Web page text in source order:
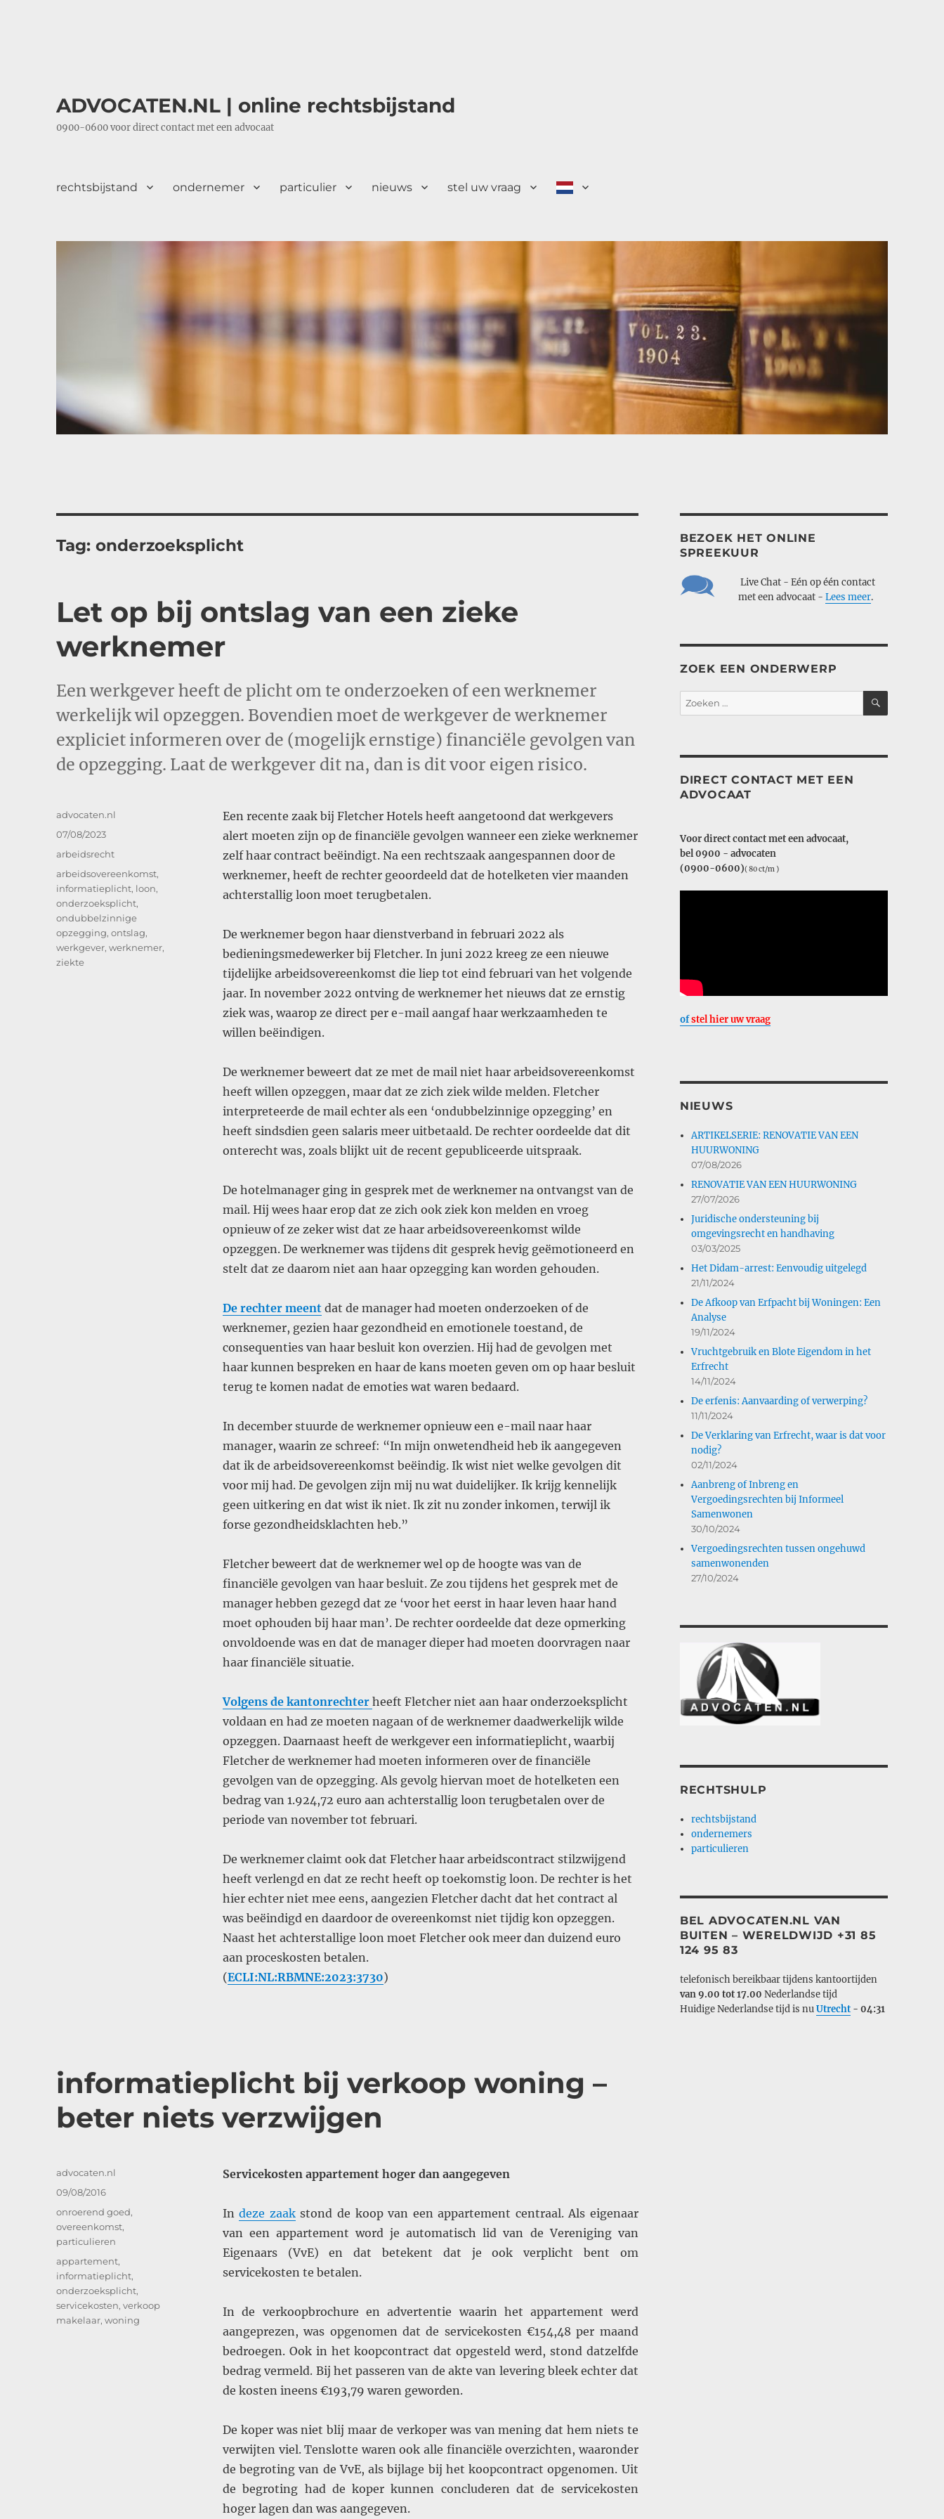
ADVOCATEN.NL | online rechtsbijstand
0900-0600 voor direct contact met een advocaat
rechtsbijstand ondernemer particulier nieuws stel uw vraag
Tag:onderzoeksplicht
Let op bij ontslag van een zieke
werknemer
Een werkgever heeft de plicht om te onderzoeken of een werknemer
werkelijk wil opzeggen. Bovendien moet de werkgever de werknemer
expliciet informeren over de (mogelijk ernstige) financiële gevolgen van
de opzegging. Laat de werkgever dit na, dan is dit voor eigen risico.
Een recente zaak bij Fletcher Hotels heeft aangetoond dat werkgevers
alert moeten zijn op de financiële gevolgen wanneer een zieke werknemer
zelf haar contract beëindigt. Na een rechtszaak aangespannen door de
werknemer, heeft de rechter geoordeeld dat de hotelketen vier maanden
achterstallig loon moet terugbetalen.
De werknemer begon haar dienstverband in februari 2022 als
bedieningsmedewerker bij Fletcher. In juni 2022 kreeg ze een nieuwe
tijdelijke arbeidsovereenkomst die liep tot eind februari van het volgende
jaar. In november 2022 ontving de werknemer het nieuws dat ze ernstig
ziek was, waarop ze direct per e-mail aangaf haar werkzaamheden te
willen beëindigen.
De werknemer beweert dat ze met de mail niet haar arbeidsovereenkomst
heeft willen opzeggen, maar dat ze zich ziek wilde melden. Fletcher
interpreteerde de mail echter als een ‘ondubbelzinnige opzegging’ en
heeft sindsdien geen salaris meer uitbetaald. De rechter oordeelde dat dit
onterecht was, zoals blijkt uit de recent gepubliceerde uitspraak.
De hotelmanager ging in gesprek met de werknemer na ontvangst van de
mail. Hij wees haar erop dat ze zich ook ziek kon melden en vroeg
opnieuw of ze zeker wist dat ze haar arbeidsovereenkomst wilde
opzeggen. De werknemer was tijdens dit gesprek hevig geëmotioneerd en
stelt dat ze daarom niet aan haar opzegging kan worden gehouden.
De rechter meentdat de manager had moeten onderzoeken of de
werknemer, gezien haar gezondheid en emotionele toestand, de
consequenties van haar besluit kon overzien. Hij had de gevolgen met
haar kunnen bespreken en haar de kans moeten geven om op haar besluit
terug te komen nadat de emoties wat waren bedaard.
In december stuurde de werknemer opnieuw een e-mail naar haar
manager, waarin ze schreef: “In mijn onwetendheid heb ik aangegeven
dat ik de arbeidsovereenkomst beëindig. Ik wist niet welke gevolgen dit
voor mij had. De gevolgen zijn mij nu wat duidelijker. Ik krijg kennelijk
geen uitkering en dat wist ik niet. Ik zit nu zonder inkomen, terwijl ik
forse gezondheidsklachten heb.”
Fletcher beweert dat de werknemer wel op de hoogte was van de
financiële gevolgen van haar besluit. Ze zou tijdens het gesprek met de
manager hebben gezegd dat ze ‘voor het eerst in haar leven haar hand
moet ophouden bij haar man’. De rechter oordeelde dat deze opmerking
onvoldoende was en dat de manager dieper had moeten doorvragen naar
haar financiële situatie.
Volgens de kantonrechter heeft Fletcher niet aan haar onderzoeksplicht
voldaan en had ze moeten nagaan of de werknemer daadwerkelijk wilde
opzeggen. Daarnaast heeft de werkgever een informatieplicht, waarbij
Fletcher de werknemer had moeten informeren over de financiële
gevolgen van de opzegging. Als gevolg hiervan moet de hotelketen een
bedrag van 1.924,72 euro aan achterstallig loon terugbetalen over de
periode van november tot februari.
De werknemer claimt ook dat Fletcher haar arbeidscontract stilzwijgend
heeft verlengd en dat ze recht heeft op toekomstig loon. De rechter is het
hier echter niet mee eens, aangezien Fletcher dacht dat het contract al
was beëindigd en daardoor de overeenkomst niet tijdig kon opzeggen.
Naast het achterstallige loon moet Fletcher ook meer dan duizend euro
aan proceskosten betalen.
(ECLI:NL:RBMNE:2023:3730)
Auteur
advocaten.nl
Geplaatst
op
07/08/2023
Categorieën
arbeidsrecht
Tags
arbeidsovereenkomst,
informatieplicht, loon,
onderzoeksplicht,
ondubbelzinnige
opzegging,ontslag,
werkgever,werknemer,
ziekte
informatieplicht bij verkoop woning –
beter niets verzwijgen
Servicekosten appartement hoger dan aangegeven
Indeze zaakstond de koop van een appartement centraal. Als eigenaar
van een appartement word je automatisch lid van de Vereniging van
Eigenaars (VvE) en dat betekent dat je ook verplicht bent om
servicekosten te betalen.
In de verkoopbrochure en advertentie waarin het appartement werd
aangeprezen, was opgenomen dat de servicekosten €154,48 per maand
bedroegen. Ook in het koopcontract dat opgesteld werd, stond datzelfde
bedrag vermeld. Bij het passeren van de akte van levering bleek echter dat
de kosten ineens €193,79 waren geworden.
De koper was niet blij maar de verkoper was van mening dat hem niets te
verwijten viel. Tenslotte waren ook alle financiële overzichten, waaronder
de begroting van de VvE, als bijlage bij het koopcontract opgenomen. Uit
de begroting had de koper kunnen concluderen dat de servicekosten
hoger lagen dan was aangegeven.
Auteur
advocaten.nl
Geplaatst
09/08/2016
Categorieën
onroerend goed,
overeenkomst,
particulieren
Tags
appartement,
informatieplicht,
onderzoeksplicht,
servicekosten,verkoop
makelaar,woning
BEZOEK HET ONLINE
SPREEKUUR
Live Chat - Eén op één contact
met een advocaat - Lees meer.
ZOEK EEN ONDERWERP
Zoeken
naar:
ZOEKEN
DIRECT CONTACT MET EEN
ADVOCAAT
Voor direct contact met een advocaat,
bel 0900 - advocaten
(0900-0600)( 80 ct/m )
ofstel hier uw vraag
NIEUWS
ARTIKELSERIE: RENOVATIE VAN EEN
HUURWONING
07/08/2026
RENOVATIE VAN EEN HUURWONING
27/07/2026
Juridische ondersteuning bij
omgevingsrecht en handhaving
03/03/2025
Het Didam-arrest: Eenvoudig uitgelegd
21/11/2024
De Afkoop van Erfpacht bij Woningen: Een
Analyse
19/11/2024
Vruchtgebruik en Blote Eigendom in het
Erfrecht
14/11/2024
De erfenis: Aanvaarding of verwerping?
11/11/2024
De Verklaring van Erfrecht, waar is dat voor
nodig?
02/11/2024
Aanbreng of Inbreng en
Vergoedingsrechten bij Informeel
Samenwonen
30/10/2024
Vergoedingsrechten tussen ongehuwd
samenwonenden
27/10/2024
RECHTSHULP
rechtsbijstand
ondernemers
particulieren
BEL ADVOCATEN.NL VAN
BUITEN – WERELDWIJD +31 85
124 95 83
telefonisch bereikbaar tijdens kantoortijden
van 9.00 tot 17.00 Nederlandse tijd
Huidige Nederlandse tijd is nuUtrecht- 04:31